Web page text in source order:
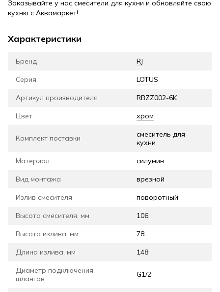
Заказывайте у нас смесители для кухни и обновляйте свою
кухню с Аквамаркет!
Характеристики
Бренд RJ
Серия LOTUS
Артикул производителя RBZZ002-6K
Цвет хром
Комплект поставки
смеситель для
кухни
Материал силумин
Вид монтажа врезной
Излив смесителя поворотный
Высота смесителя, мм 106
Высота излива, мм 78
Длина излива, мм 148
Диаметр подключения
шлангов
G1/2